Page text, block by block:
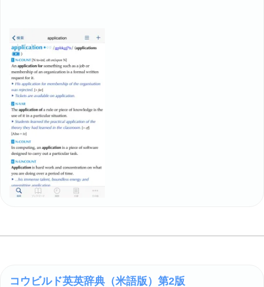
コウビルド英英辞典（米語版）第2版